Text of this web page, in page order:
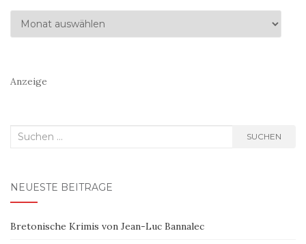
Archiv
Anzeige
Suchen
SUCHEN
NEUESTE BEITRÄGE
Bretonische Krimis von Jean-Luc Bannalec